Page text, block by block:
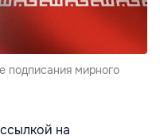
подписания мирного
на